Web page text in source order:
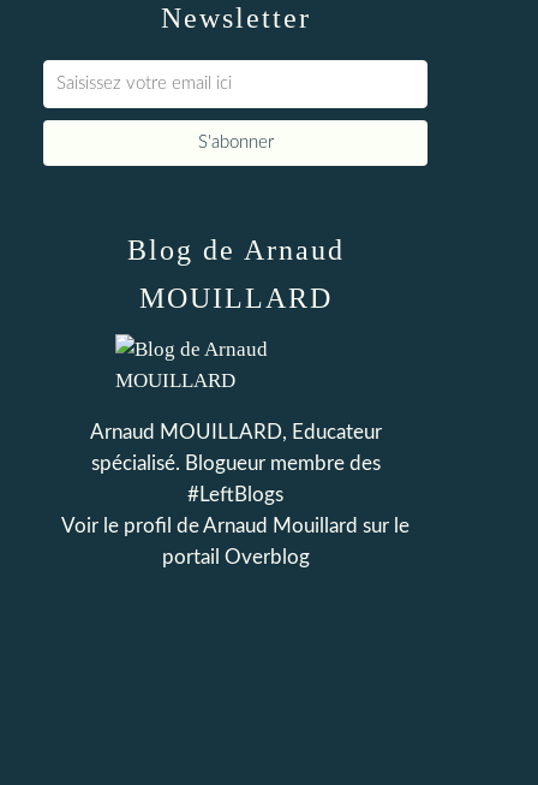
Newsletter
Blog de Arnaud
MOUILLARD
Arnaud MOUILLARD, Educateur
spécialisé. Blogueur membre des
#LeftBlogs
Voir le profil deArnaud Mouillard sur le
portail Overblog